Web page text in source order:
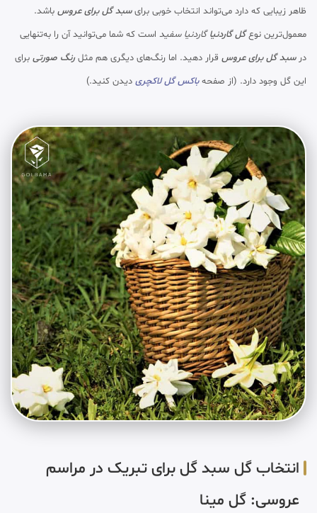
ظاهر زیبایی که دارد می‌تواند انتخاب خوبی برای سبد گل برای عروس باشد.
معمول‌ترین نوعگل گاردنیاگاردنیا سفید است که شما می‌توانید آن را به‌تنهایی
درسبد گل برای عروس قرار دهید. اما رنگ‌های دیگری هم مثلرنگ صورتی برای
این گل وجود دارد. (از صفحهباکس گل لاکچری دیدن کنید.)
انتخاب گل سبد گل برای تبریک در مراسم
عروسی: گل مینا